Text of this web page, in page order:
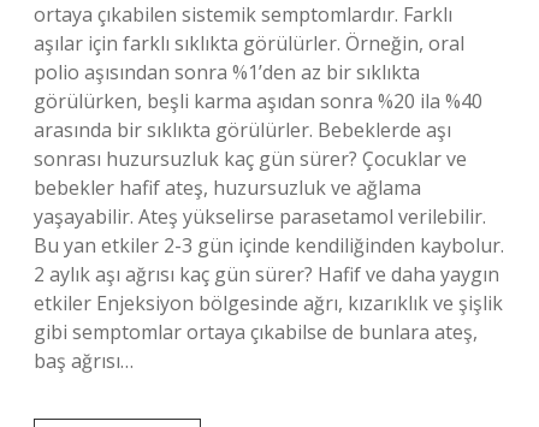
ortaya çıkabilen sistemik semptomlardır. Farklı
aşılar için farklı sıklıkta görülürler. Örneğin, oral
polio aşısından sonra %1’den az bir sıklıkta
görülürken, beşli karma aşıdan sonra %20 ila %40
arasında bir sıklıkta görülürler. Bebeklerde aşı
sonrası huzursuzluk kaç gün sürer? Çocuklar ve
bebekler hafif ateş, huzursuzluk ve ağlama
yaşayabilir. Ateş yükselirse parasetamol verilebilir.
Bu yan etkiler 2-3 gün içinde kendiliğinden kaybolur.
2 aylık aşı ağrısı kaç gün sürer? Hafif ve daha yaygın
etkiler Enjeksiyon bölgesinde ağrı, kızarıklık ve şişlik
gibi semptomlar ortaya çıkabilse de bunlara ateş,
baş ağrısı…